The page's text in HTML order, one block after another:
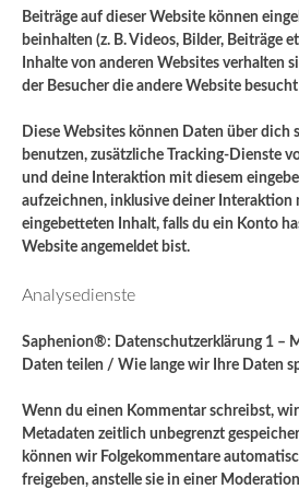
Beiträge auf dieser Website können
beinhalten (z. B. Videos, Bilder, Beiträge
Inhalte von anderen Websites verhalten
der Besucher die andere Website
Diese Websites können Daten über dich
benutzen, zusätzliche Tracking-Dienste
und deine Interaktion mit diesem
aufzeichnen, inklusive deiner Interaktion
eingebetteten Inhalt, falls du ein Konto
Website angemeldet bist.
Analysedienste
Saphenion®: Datenschutzerklärung 1 –
Daten teilen / Wie lange wir Ihre Daten
Wenn du einen Kommentar schreibst,
Metadaten zeitlich unbegrenzt
können wir Folgekommentare
freigeben, anstelle sie in einer